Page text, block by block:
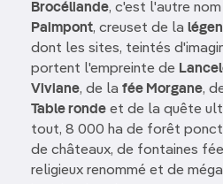
Brocéliande, c'est l'autre
Paimpont, creuset de la
dont les sites, teintés
portent l'empreinte de
Viviane, de la fée Morgane,
Table ronde et de la quête
tout, 8 000 ha de forêt
de châteaux, de fontaines
religieux renommé et de